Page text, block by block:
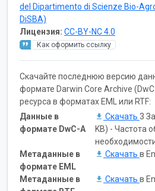
del Dipartimento di Scienze Bio-
DiSBA)
Лицензия: CC-BY-NC 4.0
Как оформить ссылку
Скачайте последнюю версию
формате Darwin Core Archive
ресурса в форматах EML или RTF:
Данные в
формате DwC-A
Скачать 3
KB) - Частота
Метаданные в
формате EML
Скачать в
Метаданные в
Скачать в